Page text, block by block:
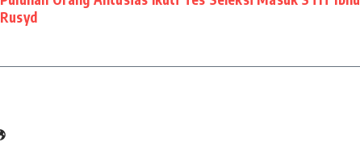
Rusyd